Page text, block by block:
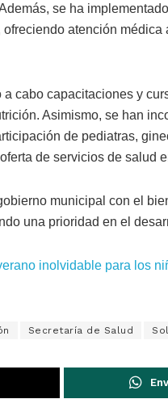
se ha
atención médica
cabo capacitaciones y
Asimismo, se han
de pediatras,
de servicios de salud
municipal con el
una prioridad en el
inolvidable para los
Secretaría de Salud